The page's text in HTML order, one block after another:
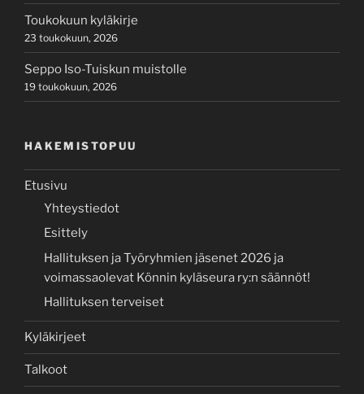
Toukokuun kyläkirje
23 toukokuun, 2026
Seppo Iso-Tuiskun muistolle
19 toukokuun, 2026
HAKEMISTOPUU
Etusivu
Yhteystiedot
Esittely
Hallituksen ja Työryhmien jäsenet 2026 ja
voimassaolevat Könnin kyläseura ry:n säännöt!
Hallituksen terveiset
Kyläkirjeet
Talkoot